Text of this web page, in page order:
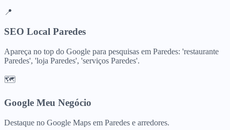
📍
SEO Local Paredes
Apareça no top do Google para pesquisas em Paredes: 'restaurante
Paredes', 'loja Paredes', 'serviços Paredes'.
🗺️
Google Meu Negócio
Destaque no Google Maps em Paredes e arredores.